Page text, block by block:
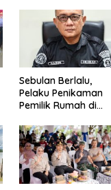
Sebulan Berlalu,
Pelaku Penikaman
Pemilik Rumah di
Diburu Polisi